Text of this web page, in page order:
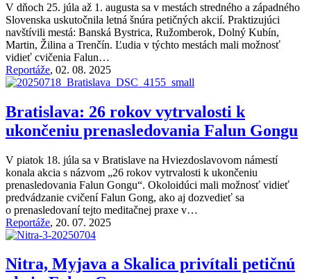
V dňoch 25. júla až 1. augusta sa v mestách stredného a západného
Slovenska uskutočnila letná šnúra petičných akcií. Praktizujúci
navštívili mestá: Banská Bystrica, Ružomberok, Dolný Kubín,
Martin, Žilina a Trenčín. Ľudia v týchto mestách mali možnosť
vidieť cvičenia Falun…
Reportáže, 02. 08. 2025
Bratislava: 26 rokov vytrvalosti k
ukončeniu prenasledovania Falun Gongu
V piatok 18. júla sa v Bratislave na Hviezdoslavovom námestí
konala akcia s názvom „26 rokov vytrvalosti k ukončeniu
prenasledovania Falun Gongu“. Okoloidúci mali možnosť vidieť
predvádzanie cvičení Falun Gong, ako aj dozvedieť sa
o prenasledovaní tejto meditačnej praxe v…
Reportáže, 20. 07. 2025
Nitra, Myjava a Skalica privítali petičnú